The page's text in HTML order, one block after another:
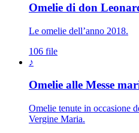
Omelie di don
Le omelie dell’anno 2018.
106 file
♪
Omelie alle Messe
Omelie tenute in occasione
Vergine Maria.